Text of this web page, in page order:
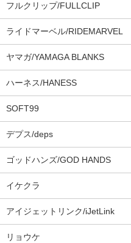
フルクリップ/FULLCLIP
ライドマーベル/RIDEMARVEL
ヤマガ/YAMAGA BLANKS
ハーネス/HANESS
SOFT99
デプス/deps
ゴッドハンズ/GOD HANDS
イケクラ
アイジェットリンク/iJetLink
リョウケ